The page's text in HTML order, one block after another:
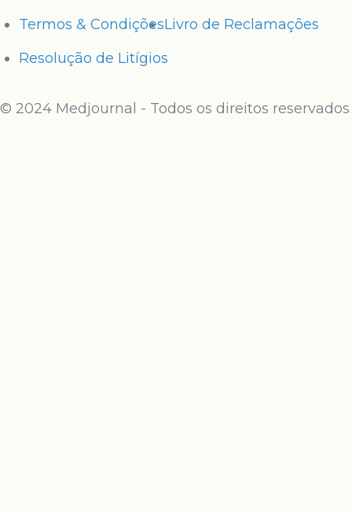
Termos & CondiçõesLivro de Reclamações
Resolução de Litígios
© 2024 Medjournal - Todos os direitos reservados